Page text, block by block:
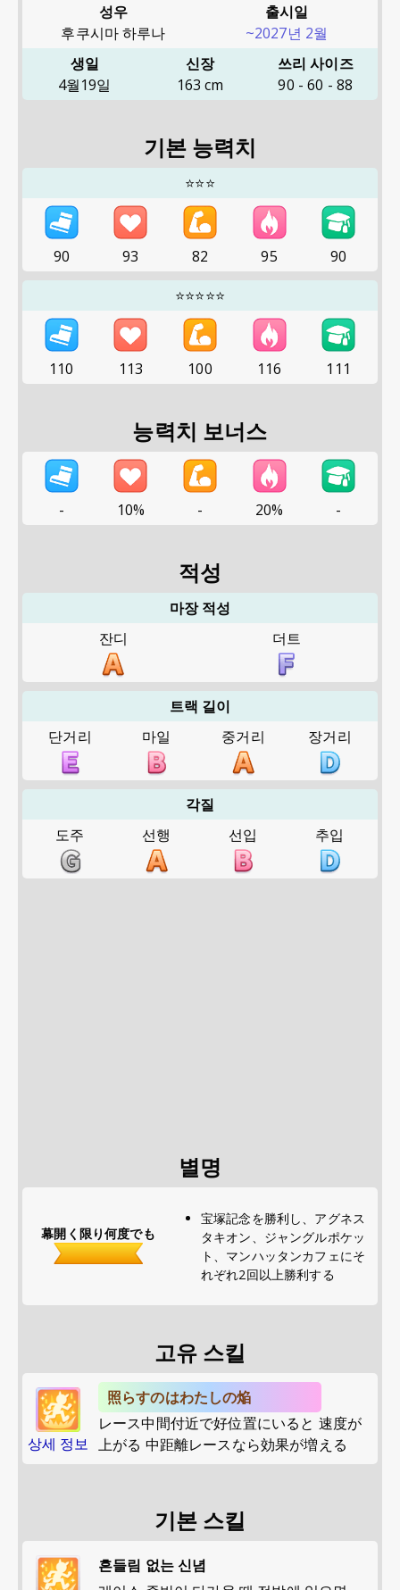
성우
후쿠시마 하루나
출시일
~2027년 2월
생일
4월19일
신장
163 cm
쓰리 사이즈
90 -60 - 88
기본 능력치
⭐⭐⭐
90 93 82 95
90
⭐⭐⭐⭐⭐
110 113 100 116 111
능력치 보너스
- 10% - 20% -
적성
마장 적성
잔디
더트
트랙 길이
단거리
마일 중거리 장거리
각질
도주
선행 선입 추입
별명
幕開く限り何度でも
宝塚記念を勝利し、アグネス
タキオン、ジャングルポケッ
ト、マンハッタンカフェにそ
れぞれ2回以上勝利する
고유 스킬
상세 정보
照らすのはわたしの焔
レース中間付近で好位置にいると 速度が
上がる 中距離レースなら効果が増える
기본 스킬
흔들림 없는 신념